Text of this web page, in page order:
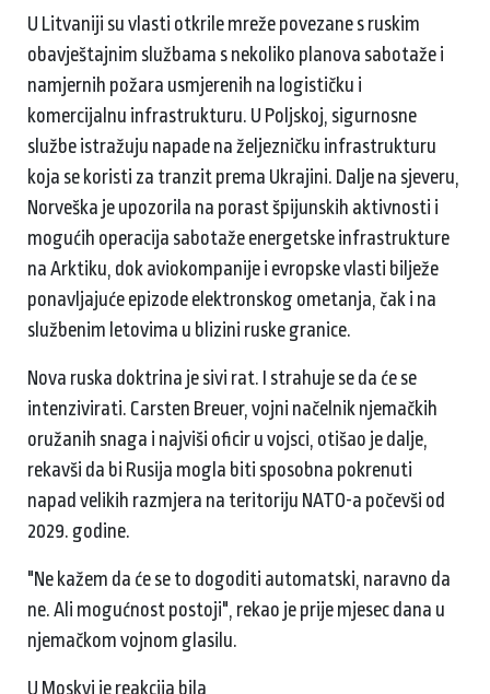
U Litvaniji su vlasti otkrile mreže povezane s ruskim
obavještajnim službama s nekoliko planova sabotaže i
namjernih požara usmjerenih na logističku i
komercijalnu infrastrukturu. U Poljskoj, sigurnosne
službe istražuju napade na željezničku infrastrukturu
koja se koristi za tranzit prema Ukrajini. Dalje na sjeveru,
Norveška je upozorila na porast špijunskih aktivnosti i
mogućih operacija sabotaže energetske infrastrukture
na Arktiku, dok aviokompanije i evropske vlasti bilježe
ponavljajuće epizode elektronskog ometanja, čak i na
službenim letovima u blizini ruske granice.
Nova ruska doktrina je sivi rat. I strahuje se da će se
intenzivirati. Carsten Breuer, vojni načelnik njemačkih
oružanih snaga i najviši oficir u vojsci, otišao je dalje,
rekavši da bi Rusija mogla biti sposobna pokrenuti
napad velikih razmjera na teritoriju NATO-a počevši od
2029. godine.
"Ne kažem da će se to dogoditi automatski, naravno da
ne. Ali mogućnost postoji", rekao je prije mjesec dana u
njemačkom vojnom glasilu.
U Moskvi je reakcija bila